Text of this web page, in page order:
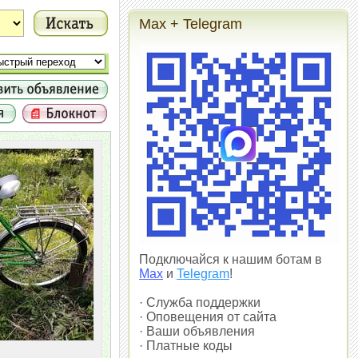
Max + Telegram
Подключайся к нашим ботам в
Max и Telegram!
· Служба поддержки
· Оповещения от сайта
· Ваши объявления
· Платные коды